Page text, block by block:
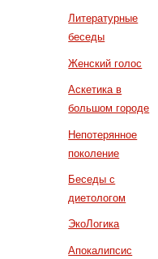
Литературные
беседы
Женский голос
Аскетика в
большом городе
Непотерянное
поколение
Беседы с
диетологом
ЭкоЛогика
Апокалипсис